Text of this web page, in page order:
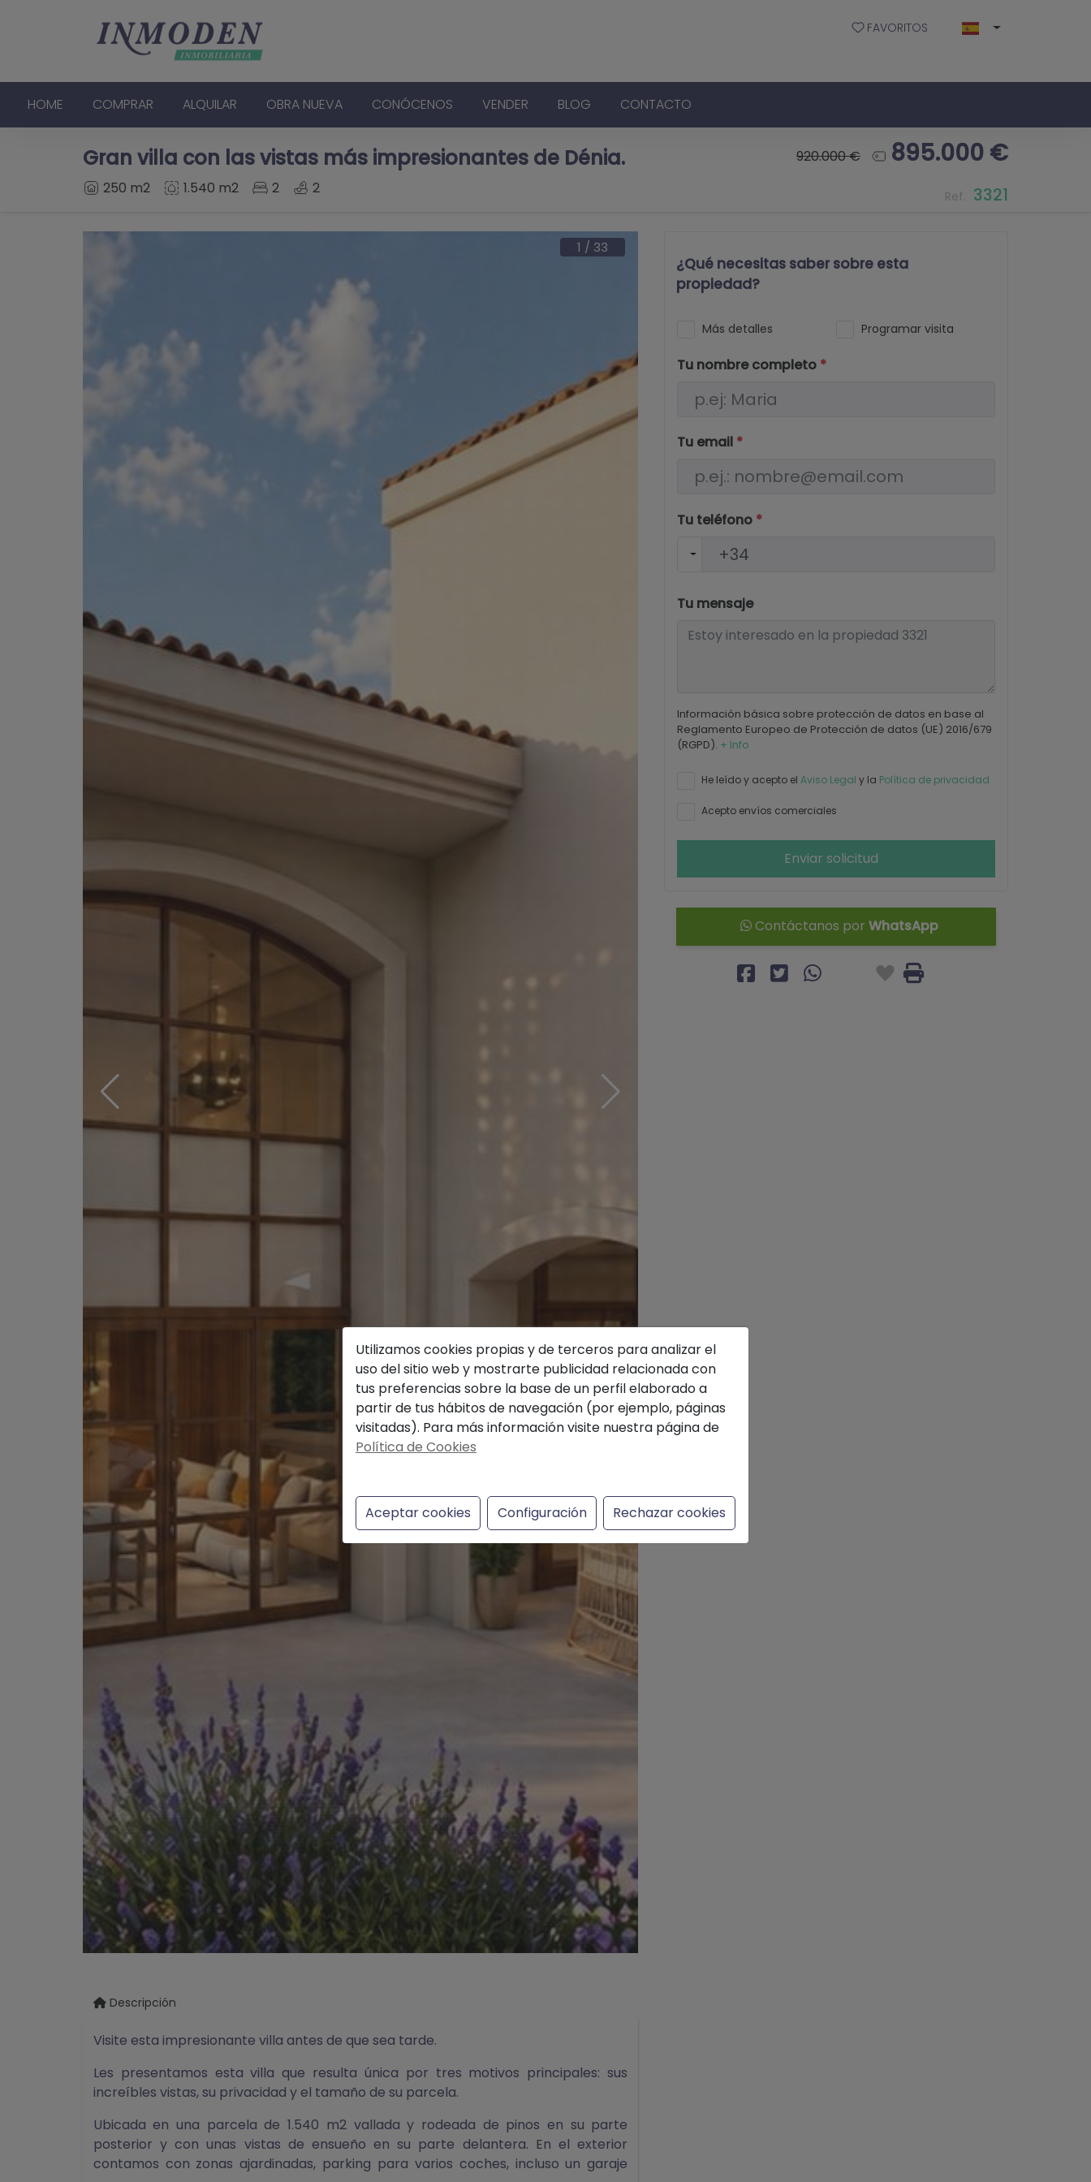
FAVORITOS
HOME COMPRAR ALQUILAR OBRA NUEVA CONÓCENOS VENDER BLOG CONTACTO
Gran villa con las vistas más impresionantes de Dénia. 920.000 € 895.000 €
250 m2 1.540 m2 2 2 Ref. 3321
1 / 33
Descripción
Visite esta impresionante villa antes de que sea tarde.
Les presentamos esta villa que resulta única por tres motivos principales: sus
increíbles vistas, su privacidad y el tamaño de su parcela.
Ubicada en una parcela de 1.540 m2 vallada y rodeada de pinos en su parte
posterior y con unas vistas de ensueño en su parte delantera. En el exterior
contamos con zonas ajardinadas, parking para varios coches, incluso un garaje
¿Qué necesitas saber sobre esta
propiedad?
Más detalles Programar visita
Tu nombre completo *
Tu email *
Tu teléfono *
Tu mensaje
Información básica sobre protección de datos en base al
Reglamento Europeo de Protección de datos (UE) 2016/679
(RGPD). + Info
He leído y acepto el Aviso Legal y la Política de privacidad
Acepto envíos comerciales
Enviar solicitud
Contáctanos por WhatsApp
Utilizamos cookies propias y de terceros para analizar el
uso del sitio web y mostrarte publicidad relacionada con
tus preferencias sobre la base de un perfil elaborado a
partir de tus hábitos de navegación (por ejemplo, páginas
visitadas). Para más información visite nuestra página de
Política de Cookies
Aceptar cookies Configuración Rechazar cookies